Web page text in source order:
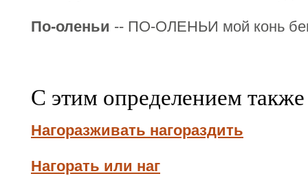
По-оленьи -- ПО-ОЛЕНЬИ мой конь
С этим определением
Нагоразживать нагораздить
Нагорать или наг